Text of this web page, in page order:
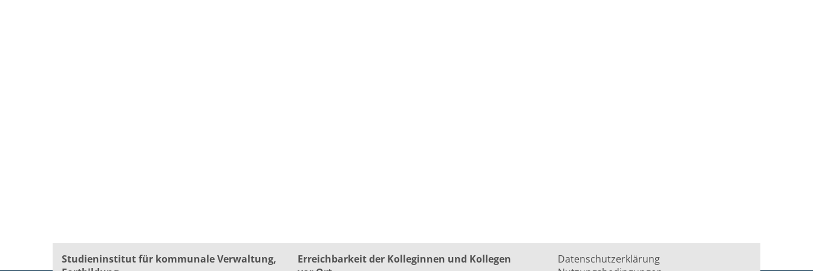
Studieninstitut für kommunale Verwaltung,
Erreichbarkeit der Kolleginnen und Kollegen
Datenschutzerklärung